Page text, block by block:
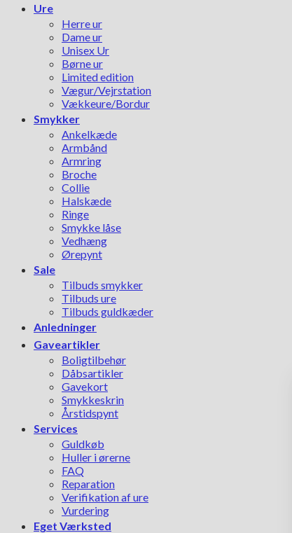
Ure
Herre ur
Dame ur
Unisex Ur
Børne ur
Limited edition
Vægur/Vejrstation
Vækkeure/Bordur
Smykker
Ankelkæde
Armbånd
Armring
Broche
Collie
Halskæde
Ringe
Smykke låse
Vedhæng
Ørepynt
Sale
Tilbuds smykker
Tilbuds ure
Tilbuds guldkæder
Anledninger
Gaveartikler
Boligtilbehør
Dåbsartikler
Gavekort
Smykkeskrin
Årstidspynt
Services
Guldkøb
Huller i ørerne
FAQ
Reparation
Verifikation af ure
Vurdering
Eget Værksted